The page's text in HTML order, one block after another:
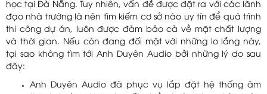
học tại Đà Nẵng. Tuy nhiên, vấn đề được đặt ra với các lãnh
đạo nhà trường là nên tìm kiếm cơ sở nào uy tín để quá trình
thi công dự án, luôn được đảm bảo cả về mặt chất lượng
và thời gian. Nếu còn đang đối mặt với những lo lắng này,
tại sao không tìm tới Anh Duyên Audio bởi những lý do sau
đây:
Anh Duyên Audio đã phục vụ lắp đặt hệ thống âm